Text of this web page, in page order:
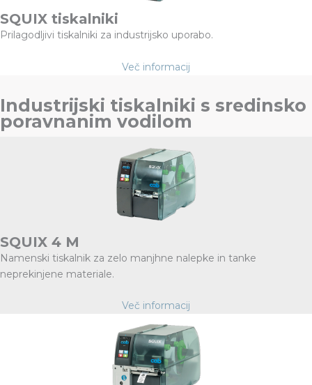
SQUIX tiskalniki
Prilagodljivi tiskalniki za industrijsko uporabo.
Več informacij
Industrijski tiskalniki s sredinsko
poravnanim vodilom
SQUIX 4 M
Namenski tiskalnik za zelo manjhne nalepke in tanke
neprekinjene materiale.
Več informacij